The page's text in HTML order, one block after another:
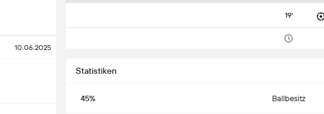
10.06.2025
19'
Statistiken
45% Ballbesitz